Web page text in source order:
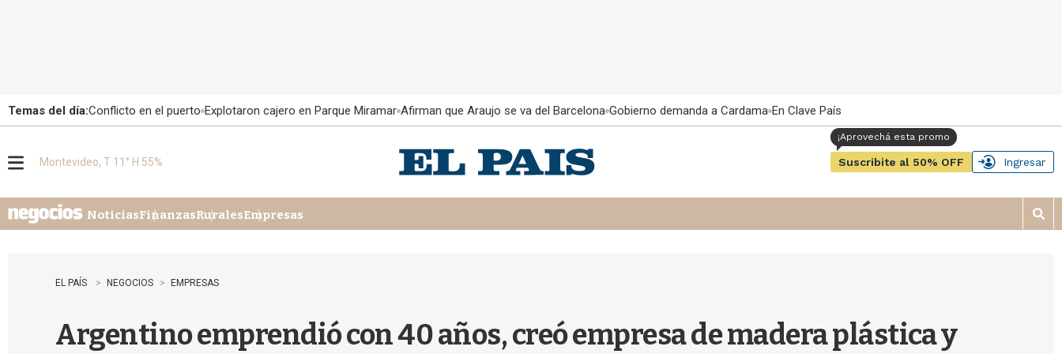
Temas del día:Conflicto en el puerto Explotaron cajero en Parque Miramar Afirman que Araujo se va del Barcelona Gobierno demanda a Cardama En Clave País
u
Montevideo, T 11° H 55% Suscribite al 50% OFF Ingresar
NoticiasFinanzasRuralesEmpresas
M
o
EL PAÍS NEGOCIOS EMPRESAS
Argentino emprendió con 40 años, creó empresa de madera plástica y